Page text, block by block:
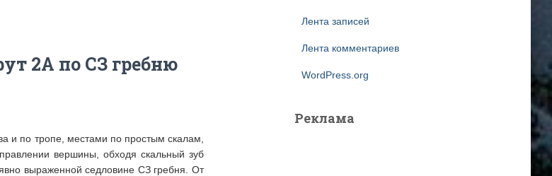
2А по СЗ гребню
и по тропе, местами по простым скалам,
вершины, обходя скальный зуб
выраженной седловине СЗ гребня. От
Лента записей
Лента комментариев
WordPress.org
Реклама